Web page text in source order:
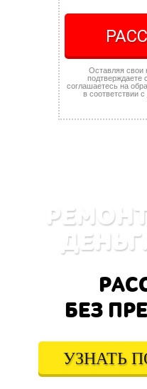
Оставляя свои
подтверждаете
соглашаетесь на
в соответствии с
БЕЗ
УЗНАТЬ